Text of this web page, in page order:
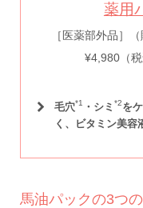
薬用
［医薬部外品］
¥4,980（
毛穴*1 ・シミ *2を
く、ビタミン美容
馬油パックの3つ